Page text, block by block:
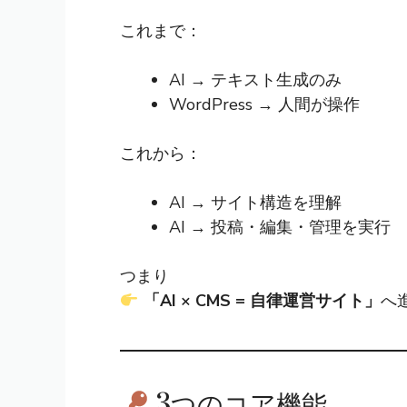
これまで：
AI → テキスト生成のみ
WordPress → 人間が操作
これから：
AI → サイト構造を理解
AI → 投稿・編集・管理を実行
つまり
「AI × CMS = 自律運営サイト」 へ